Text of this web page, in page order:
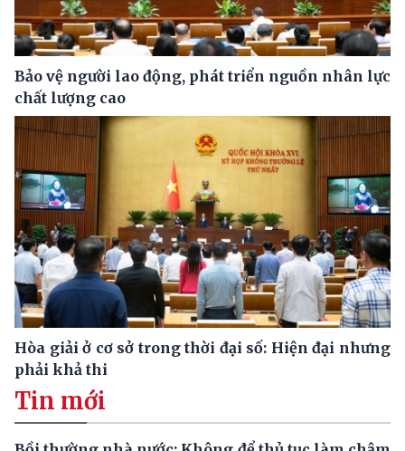
Bảo vệ người lao động, phát triển nguồn nhân lực
chất lượng cao
Hòa giải ở cơ sở trong thời đại số: Hiện đại nhưng
phải khả thi
Tin mới